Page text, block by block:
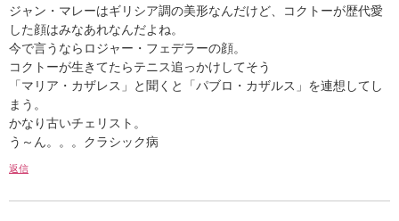
ジャン・マレーはギリシア調の美形なんだけど、コクトーが歴代愛
した顔はみなあれなんだよね。
今で言うならロジャー・フェデラーの顔。
コクトーが生きてたらテニス追っかけしてそう
「マリア・カザレス」と聞くと「パブロ・カザルス」を連想してし
まう。
かなり古いチェリスト。
う～ん。。。クラシック病
返信